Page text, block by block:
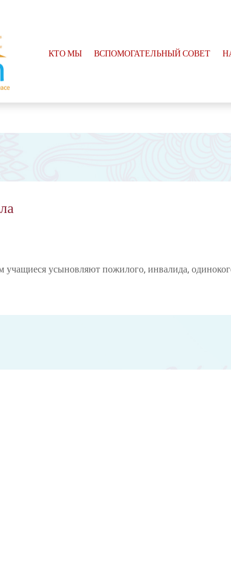
КТО МЫ ВСПОМОГАТЕЛЬНЫЙ СОВЕТ
учащиеся усыновляют пожилого, инвалида,